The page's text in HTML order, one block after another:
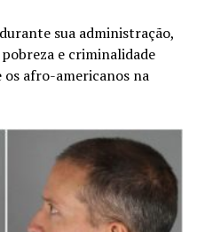
sua administração,
e criminalidade
afro-americanos na